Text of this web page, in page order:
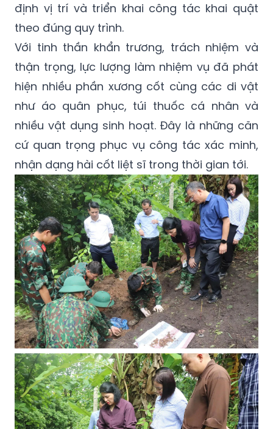
định vị trí và triển khai công tác khai quật
theo đúng quy trình.
Với tinh thần khẩn trương, trách nhiệm và
thận trọng, lực lượng làm nhiệm vụ đã phát
hiện nhiều phần xương cốt cùng các di vật
như áo quân phục, túi thuốc cá nhân và
nhiều vật dụng sinh hoạt. Đây là những căn
cứ quan trọng phục vụ công tác xác minh,
nhận dạng hài cốt liệt sĩ trong thời gian tới.